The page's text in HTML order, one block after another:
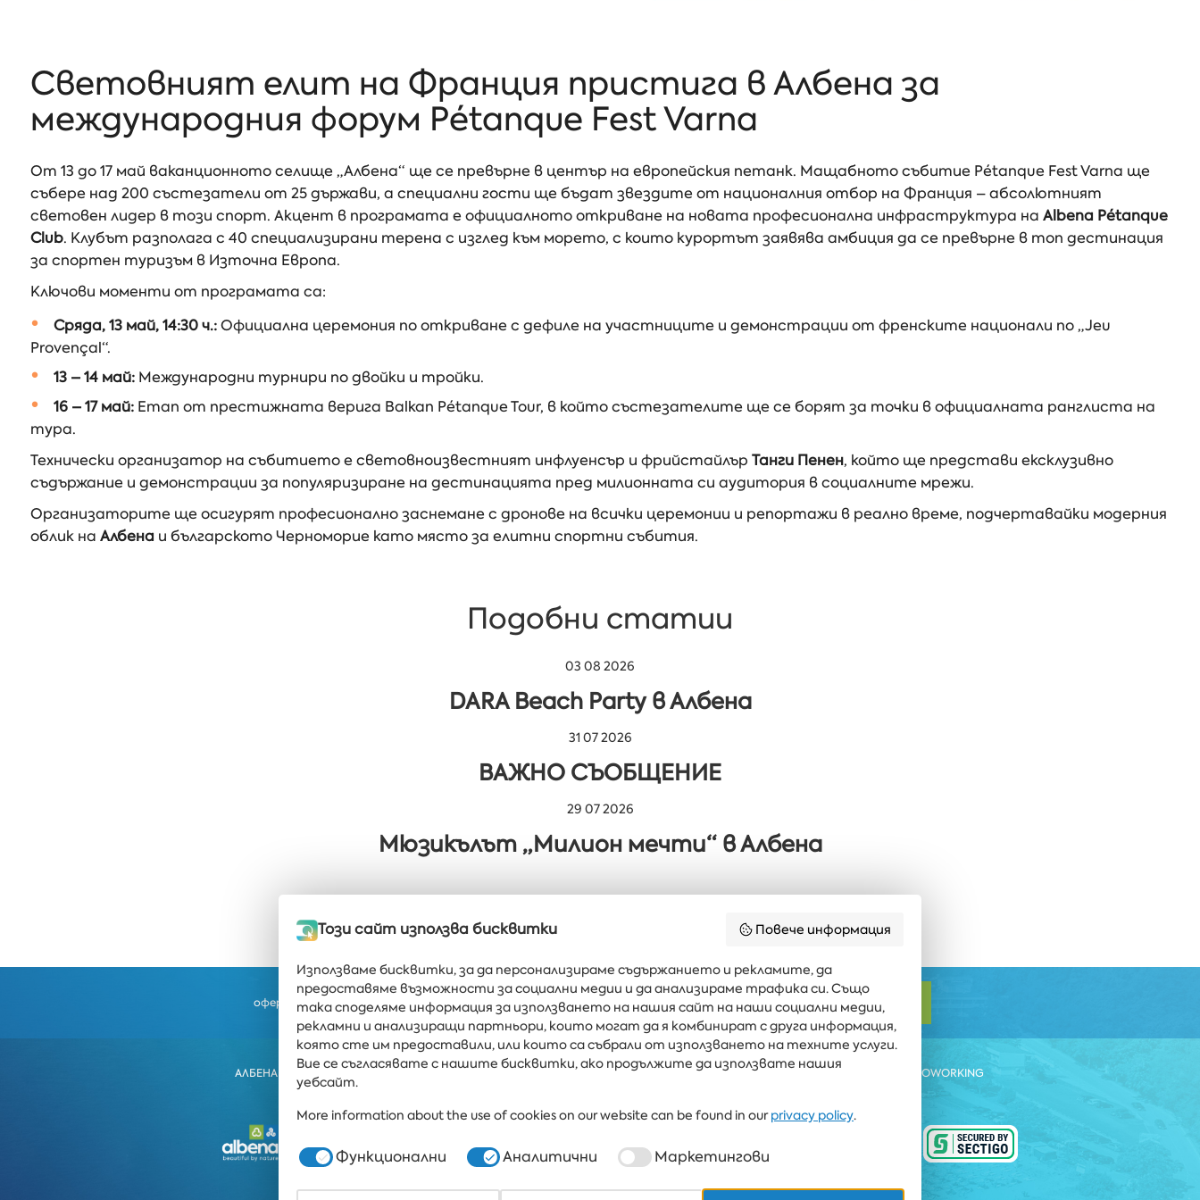
Световният елит на Франция пристига в Албена за
международния форум Pétanque Fest Varna
От 13 до 17 май ваканционното селище „Албена“ ще се превърне в център на европейския петанк. Мащабното събитие Pétanque Fest Varna ще
събере над 200 състезатели от 25 държави, а специални гости ще бъдат звездите от националния отбор на Франция – абсолютният
световен лидер в този спорт. Акцент в програмата е официалното откриване на новата професионална инфраструктура на Albena Pétanque
Club. Клубът разполага с 40 специализирани терена с изглед към морето, с които курортът заявява амбиция да се превърне в топ дестинация
за спортен туризъм в Източна Европа.
Ключови моменти от програмата са:
Сряда, 13 май, 14:30 ч.:Официална церемония по откриване с дефиле на участниците и демонстрации от френските национали по „Jeu
Provençal“.
13 – 14 май:Международни турнири по двойки и тройки.
16 – 17 май:Етап от престижната верига Balkan Pétanque Tour, в който състезателите ще се борят за точки в официалната ранглиста на
тура.
Технически организатор на събитието е световноизвестният инфлуенсър и фрийстайлър Танги Пенен, който ще представи ексклузивно
съдържание и демонстрации за популяризиране на дестинацията пред милионната си аудитория в социалните мрежи.
Организаторите ще осигурят професионално заснемане с дронове на всички церемонии и репортажи в реално време, подчертавайки модерния
облик на Албена и българското Черноморие като място за елитни спортни събития.
Подобни статии
03 08 2026
DARA Beach Party в Албена
31 07 2026
ВАЖНО СЪОБЩЕНИЕ
29 07 2026
Мюзикълът „Милион мечти“ в Албена
Получавайте последните новини и
оферти направо във вашата пощенска
кутия
АБОНИРАЙ СЕ
АЛБЕНА ALBENA.BG ХОТЕЛИ ЗДРАВЕ & СПА РЕСТОРАНТИ И БАРОВЕ БЯЛАТА ЛАГУНА И ФОРЕСТ БИЙЧ РИЗОРТ COWORKING
8:30-17:00 Пон-Пет НА ЦЕНАТА НА ЕДИН ТЕЛ. ИМПУЛС
Този сайт използва бисквитки Повече информация
Използваме бисквитки, за да персонализираме съдържанието и рекламите, да
предоставяме възможности за социални медии и да анализираме трафика си. Също
така споделяме информация за използването на нашия сайт на наши социални медии,
рекламни и анализиращи партньори, които могат да я комбинират с друга информация,
която сте им предоставили, или които са събрали от използването на техните услуги.
Вие се съгласявате с нашите бисквитки, ако продължите да използвате нашия
уебсайт.
More information about the use of cookies on our website can be found in ourprivacy policy.
Функционални Аналитични Маркетингови